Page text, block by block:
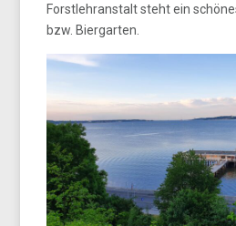
Forstlehranstalt steht ein
bzw. Biergarten.